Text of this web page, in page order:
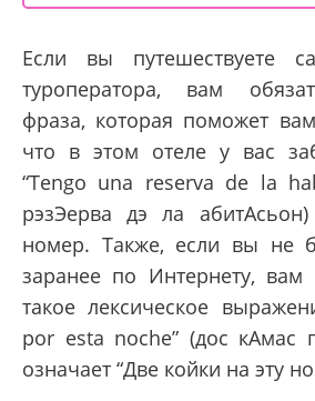
Если вы путешествуете
туроператора, вам
фраза, которая поможет
что в этом отеле у вас
“Tengo una reserva de la
рэзЭерва дэ ла
номер. Также, если вы не
заранее по Интернету, вам
такое лексическое
por esta noche” (дос кАмас
означает “Две койки на эту